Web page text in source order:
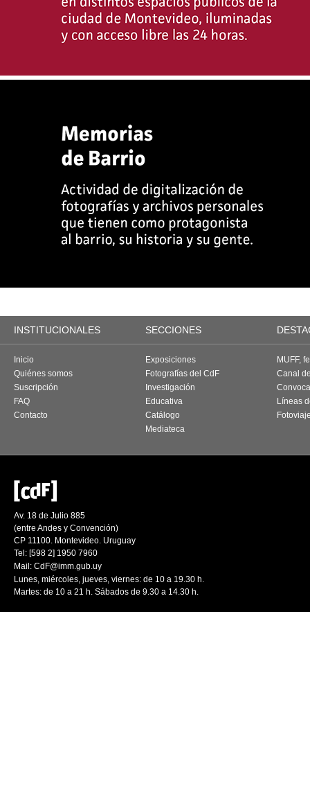
INSTITUCIONALES SECCIONES
Inicio
Quiénes somos
Suscripción
FAQ
Contacto
Exposiciones
Fotografías del CdF
Investigación
Educativa
Catálogo
Mediateca
MUFF,
Canal
Líneas
Av. 18 de Julio 885
(entre Andes y Convención)
CP 11100. Montevideo. Uruguay
Tel: [598 2] 1950 7960
Mail: CdF@imm.gub.uy
Lunes, miércoles, jueves, viernes: de 10 a 19.30 h.
Martes: de 10 a 21 h. Sábados de 9.30 a 14.30 h.